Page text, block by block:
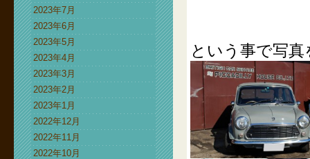
2023年7月
2023年6月
2023年5月
2023年4月
2023年3月
2023年2月
2023年1月
2022年12月
2022年11月
2022年10月
という事で写